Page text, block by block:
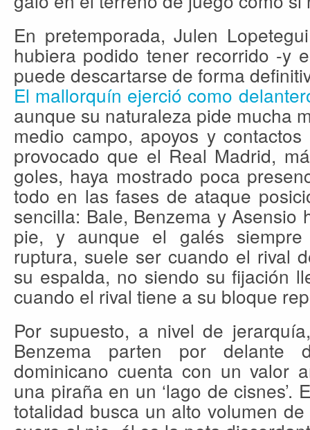
En pretemporada, Julen
hubiera podido tener recorrido -y
puede descartarse de forma
El mallorquín ejerció como
aunque su naturaleza pide mucha
medio campo, apoyos y
provocado que el Real Madrid,
goles, haya mostrado poca
todo en las fases de ataque
sencilla: Bale, Benzema y Asensio
pie, y aunque el galés siempre
ruptura, suele ser cuando el rival
su espalda, no siendo su fijación
cuando el rival tiene a su bloque
Por supuesto, a nivel de
Benzema parten por delante
dominicano cuenta con un valor
una piraña en un ‘lago de cisnes’.
totalidad busca un alto volumen